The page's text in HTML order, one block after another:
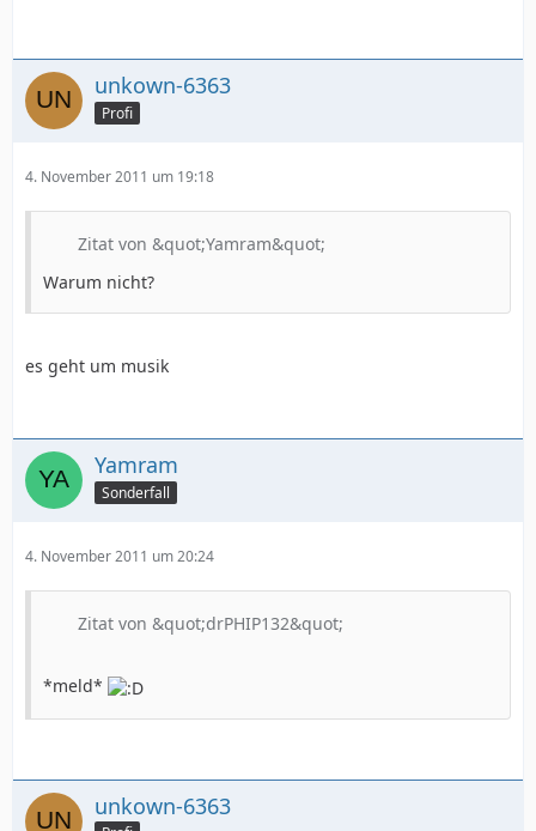
unkown-6363
Profi
4. November 2011 um 19:18
Zitat von &quot;Yamram&quot;
Warum nicht?
es geht um musik
Yamram
Sonderfall
4. November 2011 um 20:24
Zitat von &quot;drPHIP132&quot;
*meld*
unkown-6363